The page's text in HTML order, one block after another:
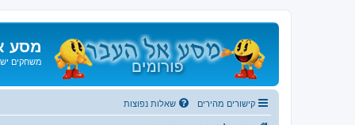
מסע
משחקים
קישורים מהירים שאלות נפוצות